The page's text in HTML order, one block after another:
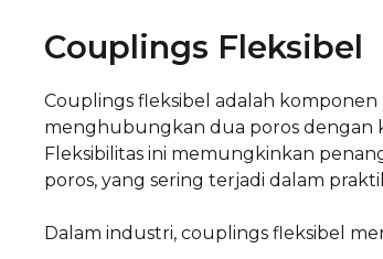
Couplings Fleksibel
Couplings fleksibel adalah
menghubungkan dua poros dengan
Fleksibilitas ini memungkinkan
poros, yang sering terjadi dalam
Dalam industri, couplings fleksibel